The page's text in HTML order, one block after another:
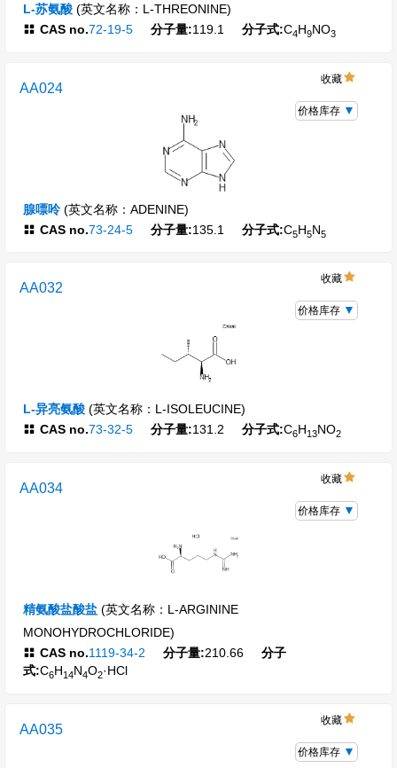
L-苏氨酸 (英文名称：L-THREONINE)
CAS no.72-19-5 分子量:119.1 分子式:C4H9NO3
AA024
腺嘌呤 (英文名称：ADENINE)
CAS no.73-24-5 分子量:135.1 分子式:C5H5N5
收藏
价格库存
AA032
L-异亮氨酸 (英文名称：L-ISOLEUCINE)
CAS no.73-32-5 分子量:131.2 分子式:C6H13NO2
收藏
价格库存
AA034
精氨酸盐酸盐 (英文名称：L-ARGININE
MONOHYDROCHLORIDE)
CAS no.1119-34-2 分子量:210.66
分子
式:C6H14N4O2·HCl
收藏
价格库存
AA035
收藏
价格库存